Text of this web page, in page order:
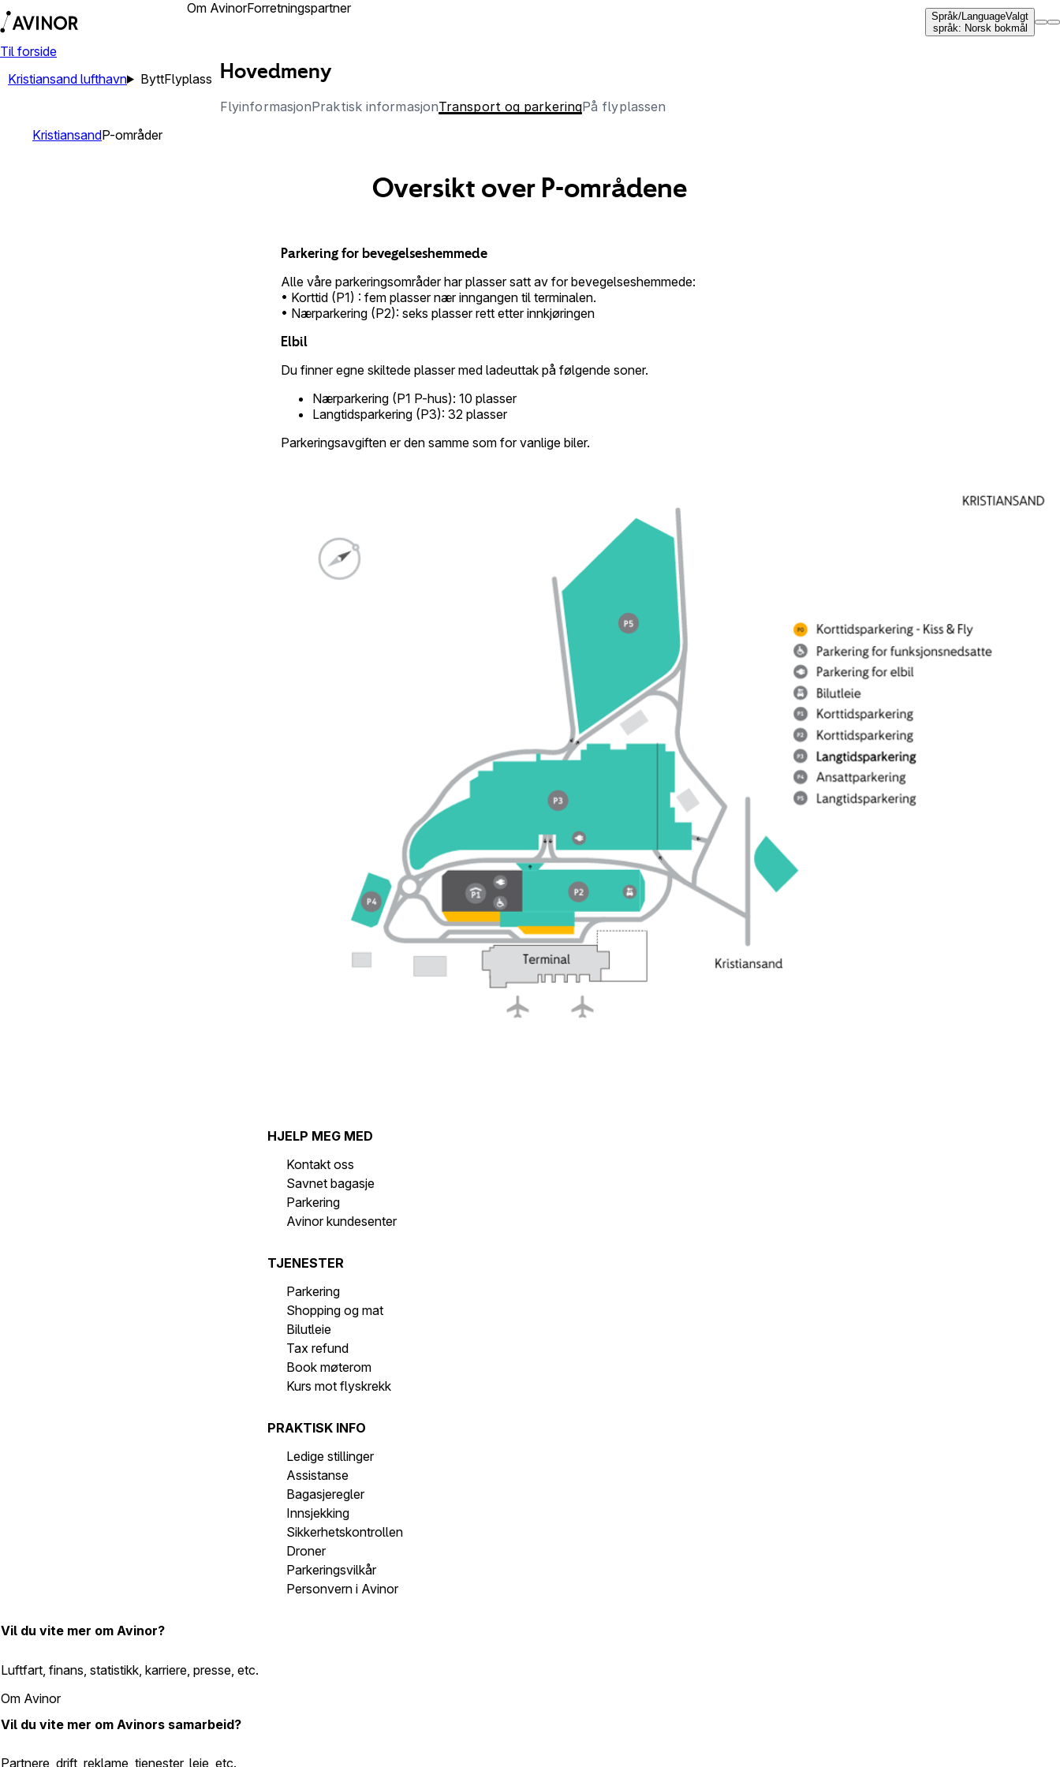
Til forside
Om AvinorForretningspartner
Kristiansand lufthavn ByttFlyplass Hovedmeny
FlyinformasjonPraktisk informasjonTransport og parkeringPå flyplassen
Språk/LanguageValgt
språk: Norsk bokmål
KristiansandP-områder
Oversikt over P-områdene
Parkering for bevegelseshemmede
Alle våre parkeringsområder har plasser satt av for bevegelseshemmede:
• Korttid (P1) : fem plasser nær inngangen til terminalen.
• Nærparkering (P2): seks plasser rett etter innkjøringen
Elbil
Du finner egne skiltede plasser med ladeuttak på følgende soner.
Nærparkering (P1 P-hus): 10 plasser
Langtidsparkering (P3): 32 plasser
Parkeringsavgiften er den samme som for vanlige biler.
HJELP MEG MED
Kontakt oss
Savnet bagasje
Parkering
Avinor kundesenter
TJENESTER
Parkering
Shopping og mat
Bilutleie
Tax refund
Book møterom
Kurs mot flyskrekk
PRAKTISK INFO
Ledige stillinger
Assistanse
Bagasjeregler
Innsjekking
Sikkerhetskontrollen
Droner
Parkeringsvilkår
Personvern i Avinor
Vil du vite mer om Avinor?
Luftfart, finans, statistikk, karriere, presse, etc.
Om Avinor
Vil du vite mer om Avinors samarbeid?
Partnere, drift, reklame, tjenester, leie, etc.